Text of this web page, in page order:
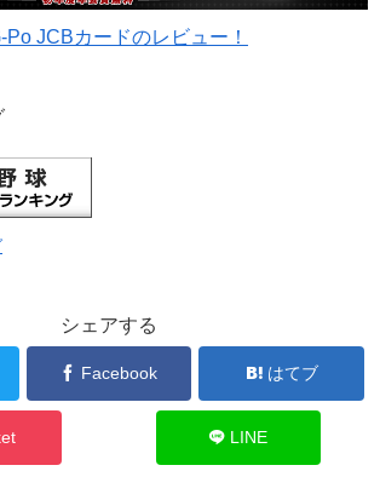
JCBカードのレビュー！
シェアする
Facebook はてブ
LINE